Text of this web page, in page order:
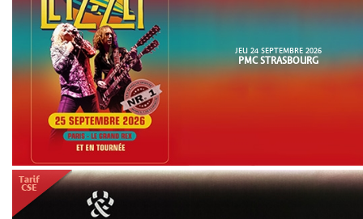
JEU 24 SEPTEMBRE 2026
PMC STRASBOURG